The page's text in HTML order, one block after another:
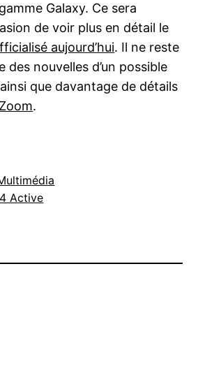
Galaxy. Ce sera
de voir plus en détail le
aujourd’hui. Il ne reste
des nouvelles d’un possible
ainsi que davantage de détails
.
Active